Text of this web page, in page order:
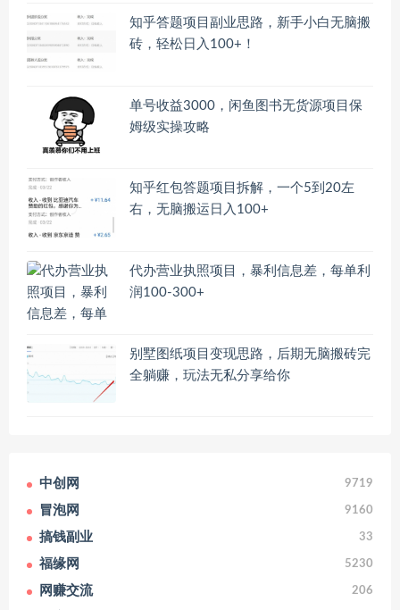
知乎答题项目副业思路，新手小白无脑搬
砖，轻松日入100+！
单号收益3000，闲鱼图书无货源项目保
姆级实操攻略
知乎红包答题项目拆解，一个5到20左
右，无脑搬运日入100+
代办营业执照项目，暴利信息差，每单利
润100-300+
别墅图纸项目变现思路，后期无脑搬砖完
全躺赚，玩法无私分享给你
中创网 9719
冒泡网 9160
搞钱副业 33
福缘网 5230
网赚交流 206